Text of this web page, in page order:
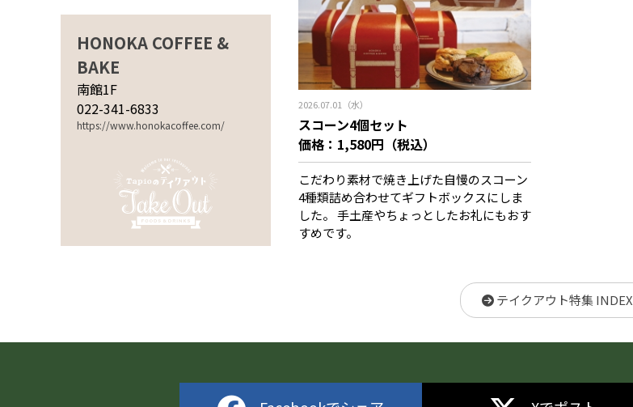
HONOKA COFFEE &
BAKE
南館1F
022-341-6833
https://www.honokacoffee.com/
2026.07.01（水）
スコーン4個セット
価格：1,580円（税込）
こだわり素材で焼き上げた自慢のスコーン
4種類詰め合わせてギフトボックスにしま
した。 手土産やちょっとしたお礼にもおす
すめです。
テイクアウト特集 INDEX